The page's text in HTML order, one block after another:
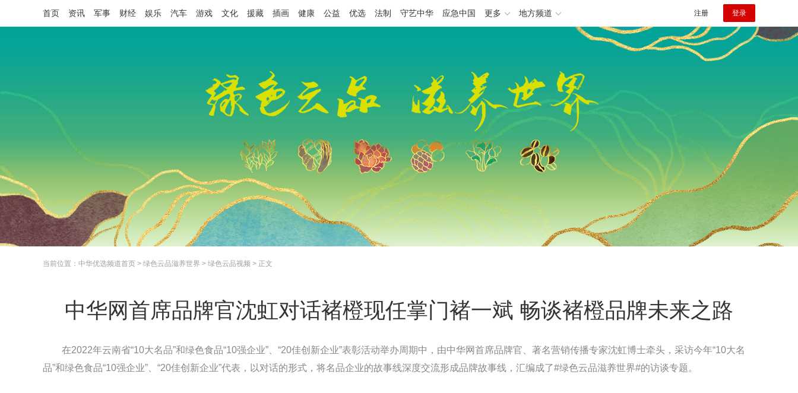
首页 资讯 军事 财经 娱乐 汽车 游戏 文化 援藏 插画 健康 公益 优选 法制 守艺中华 应急中国 更多 地方频道 注册 登录
当前位置： 中华优选频道首页 > 绿色云品滋养世界 > 绿色云品视频 > 正文
中华网首席品牌官沈虹对话褚橙现任掌门褚一斌 畅谈褚橙品牌未来之路
在2022年云南省“10大名品”和绿色食品“10强企业”、“20佳创新企业”表彰活动举办周期中，由中华网首席品牌官、著名营销传播专家沈虹博士牵头，采访今年“10大名
品”和绿色食品“10强企业”、“20佳创新企业”代表，以对话的形式，将名品企业的故事线深度交流形成品牌故事线，汇编成了#绿色云品滋养世界#的访谈专题。